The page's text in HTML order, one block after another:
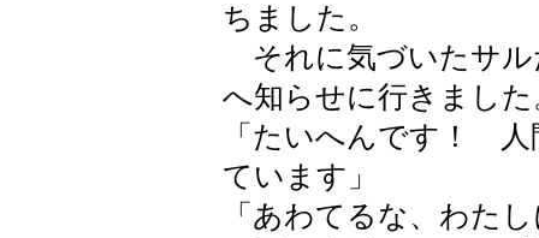
ちました。
それに気づいたサル
へ知らせに行きました
「たいへんです！
ています」
「あわてるな、わた